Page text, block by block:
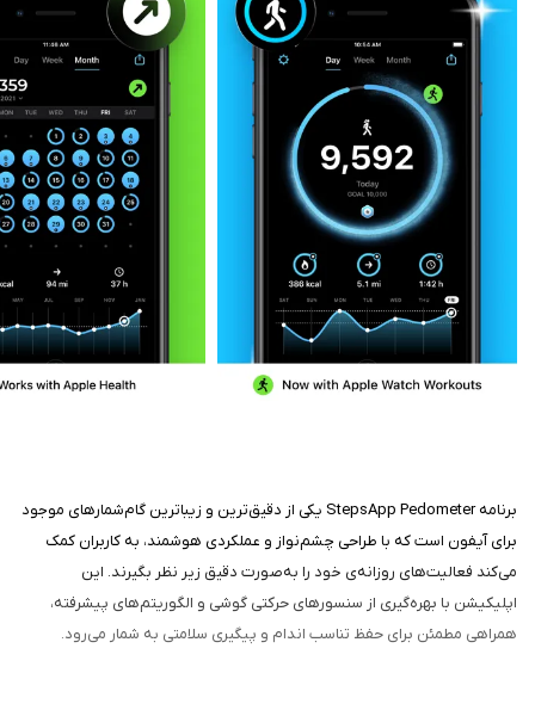
برنامه StepsApp Pedometer یکی از دقیق‌ترین و زیباترین گام‌شمارهای موجود
برای آیفون است که با طراحی چشم‌نواز و عملکردی هوشمند، به کاربران کمک
می‌کند فعالیت‌های روزانه‌ی خود را به‌صورت دقیق زیر نظر بگیرند. این
اپلیکیشن با بهره‌گیری از سنسورهای حرکتی گوشی و الگوریتم‌های پیشرفته،
همراهی مطمئن برای حفظ تناسب اندام و پیگیری سلامتی به شمار می‌رود.